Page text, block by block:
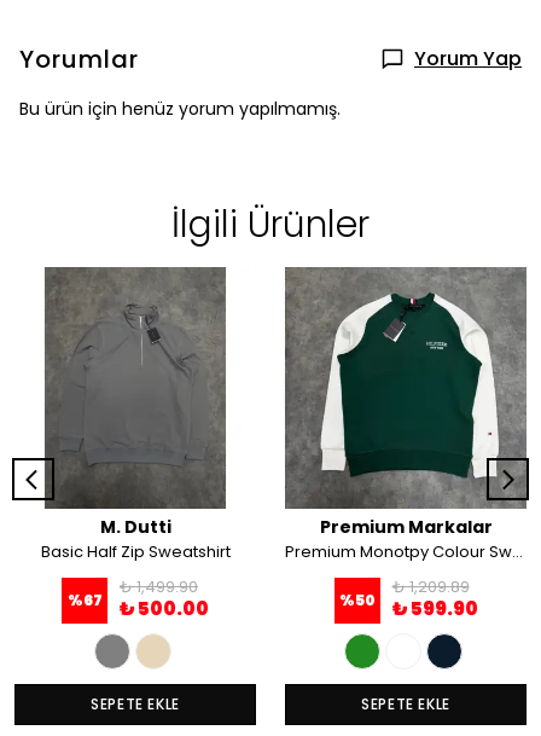
Yorumlar Yorum Yap
Bu ürün için henüz yorum yapılmamış.
İlgili Ürünler
M. Dutti
Basic Half Zip Sweatshirt
%67
₺ 1,499.90
₺ 500.00
SEPETE EKLE
Premium Markalar
Premium Monotpy Colour Sweatshirt
%50
₺ 1,209.89
₺ 599.90
SEPETE EKLE